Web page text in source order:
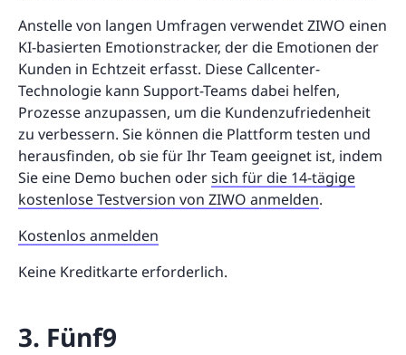
Anstelle von langen Umfragen verwendet ZIWO einen
KI-basierten Emotionstracker, der die Emotionen der
Kunden in Echtzeit erfasst. Diese Callcenter-
Technologie kann Support-Teams dabei helfen,
Prozesse anzupassen, um die Kundenzufriedenheit
zu verbessern. Sie können die Plattform testen und
herausfinden, ob sie für Ihr Team geeignet ist, indem
Sie eine Demo buchen odersich für die 14-tägige
kostenlose Testversion von ZIWO anmelden.
Kostenlos anmelden
Keine Kreditkarte erforderlich.
3. Fünf9